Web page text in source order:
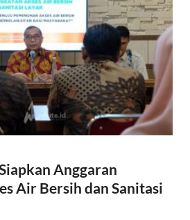
Anggaran
Air Bersih dan Sanitasi